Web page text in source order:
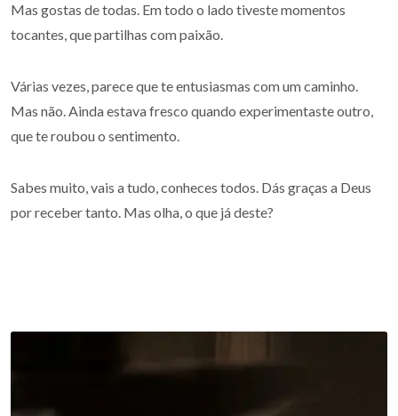
Mas gostas de todas. Em todo o lado tiveste momentos
tocantes, que partilhas com paixão.
Várias vezes, parece que te entusiasmas com um caminho.
Mas não. Ainda estava fresco quando experimentaste outro,
que te roubou o sentimento.
Sabes muito, vais a tudo, conheces todos. Dás graças a Deus
por receber tanto. Mas olha, o que já deste?